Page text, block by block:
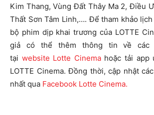
Kim Thang, Vùng Đất Thây Ma 2, Điều
Thất Sơn Tâm Linh,…. Để tham khảo
bộ phim dịp khai trương của LOTTE
giả có thể thêm thông tin về các
tại website Lotte Cinemahoặc tải app
LOTTE Cinema. Đồng thời, cập nhật
nhất qua Facebook Lotte Cinema.